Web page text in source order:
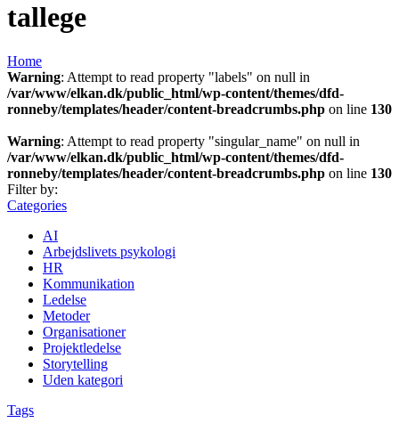
tallege
Home
Warning: Attempt to read property "labels" on null in
/var/www/elkan.dk/public_html/wp-content/themes/dfd-
ronneby/templates/header/content-breadcrumbs.php on line 130
Warning: Attempt to read property "singular_name" on null in
/var/www/elkan.dk/public_html/wp-content/themes/dfd-
ronneby/templates/header/content-breadcrumbs.php on line 130
Filter by:
Categories
AI
Arbejdslivets psykologi
HR
Kommunikation
Ledelse
Metoder
Organisationer
Projektledelse
Storytelling
Uden kategori
Tags